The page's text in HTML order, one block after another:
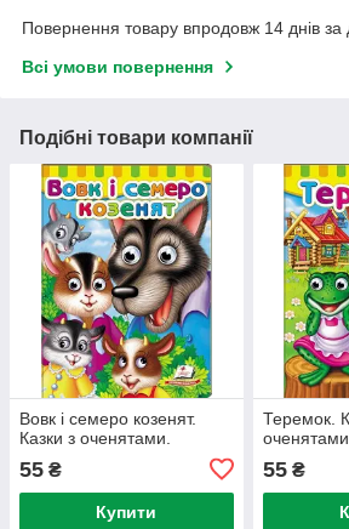
Повернення товару впродовж 14 днів за
Всі умови повернення
Подібні товари компанії
Вовк і семеро козенят.
Казки з оченятами.
55 ₴
Купити
Теремок.
оченятами.
55₴